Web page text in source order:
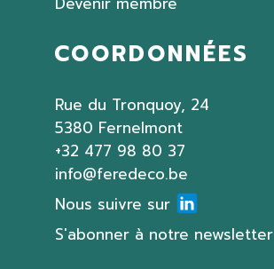
COORDONNÉES
Rue du Tronquoy, 24
5380 Fernelmont
+32 477 98 80 37
info@feredeco.be
Nous suivre sur
S'abonner à notre newsletter